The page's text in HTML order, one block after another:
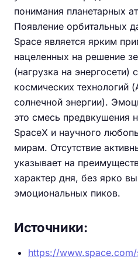
понимания планетарных
Появление орбитальных
Space является ярким
нацеленных на решение
(нагрузка на
космических технологий
солнечной энергии).
это смесь предвкушения
SpaceX и научного
мирам. Отсутствие
указывает на
характер дня, без ярко
эмоциональных пиков.
Источники:
https://